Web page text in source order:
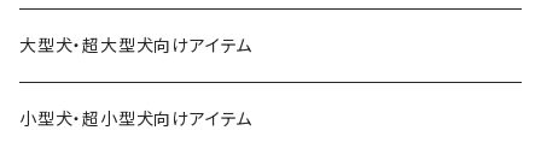
大型犬・超大型犬向けアイテム
小型犬・超小型犬向けアイテム